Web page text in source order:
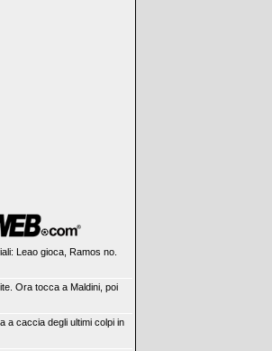
Leao gioca, Ramos no.
Ora tocca a Maldini, poi
a caccia degli ultimi colpi in